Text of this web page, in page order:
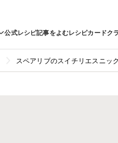
公式レシピ記事をよむレシピカードク
スペアリブのスイチリエスニッ